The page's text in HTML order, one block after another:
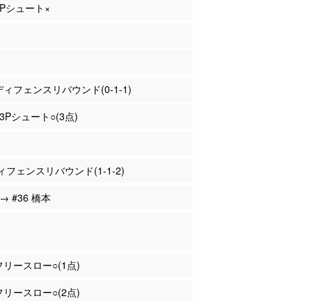
シュート×
ィフェンスリバウンド(0-1-1)
シュート○(3点)
フェンスリバウンド(1-1-2)
#36 橋本
ースロー○(1点)
ースロー○(2点)